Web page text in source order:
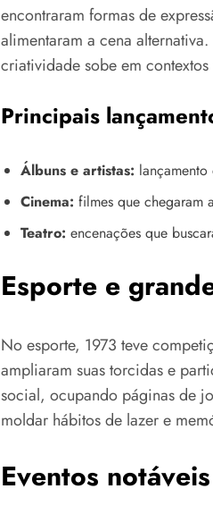
encontraram formas de
alimentaram a cena
criatividade sobe em
Principais
Álbuns e artistas:
Cinema: filmes que chegaram
Teatro: encenações que
Esporte e
No esporte, 1973 teve
ampliaram suas torcidas e
social, ocupando páginas de
moldar hábitos de lazer e
Eventos